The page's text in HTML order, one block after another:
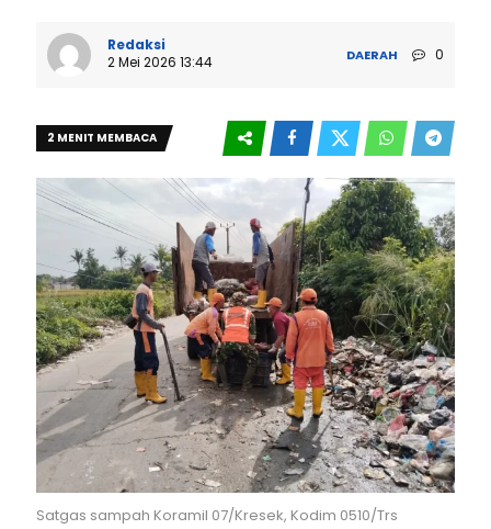
Redaksi
2 Mei 2026 13:44
DAERAH 0
2 MENIT MEMBACA
Satgas sampah Koramil 07/Kresek, Kodim 0510/Trs